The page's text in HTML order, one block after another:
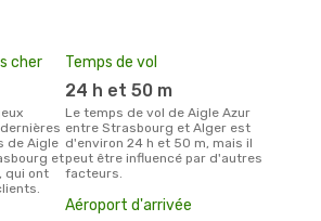
cher
de Aigle
et
qui ont
Temps de vol
24 h et 50 m
Le temps de vol de Aigle Azur
entre Strasbourg et Alger est
d'environ 24 h et 50 m, mais il
peut être influencé par d'autres
facteurs.
Aéroport d'arrivée